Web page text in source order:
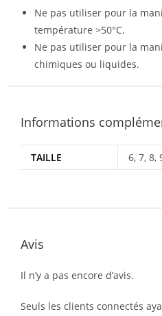
Ne pas utiliser pour la
température >50°C.
Ne pas utiliser pour la
chimiques ou liquides.
Informations
TAILLE 6, 7, 8,
Avis
Il n’y a pas encore d’avis.
Seuls les clients connectés